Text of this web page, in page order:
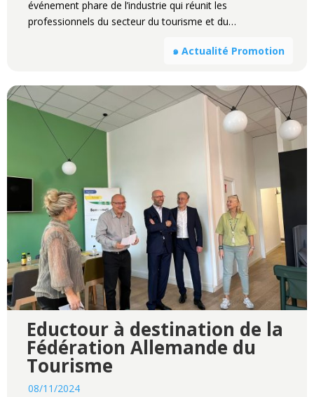
événement phare de l’industrie qui réunit les
professionnels du secteur du tourisme et du…
๑ Actualité Promotion
Eductour à destination de la
Fédération Allemande du
Tourisme
08/11/2024